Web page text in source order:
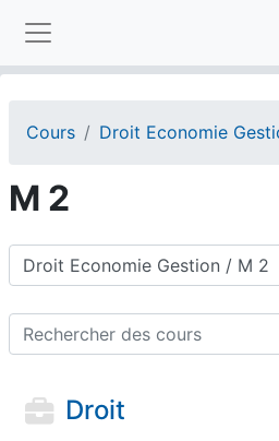
Panneau latéral
Cours Droit Economie
M 2
Catégories de cours
Rechercher des cours
Droit